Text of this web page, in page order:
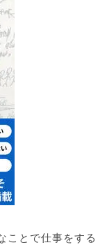
ことで仕事をする